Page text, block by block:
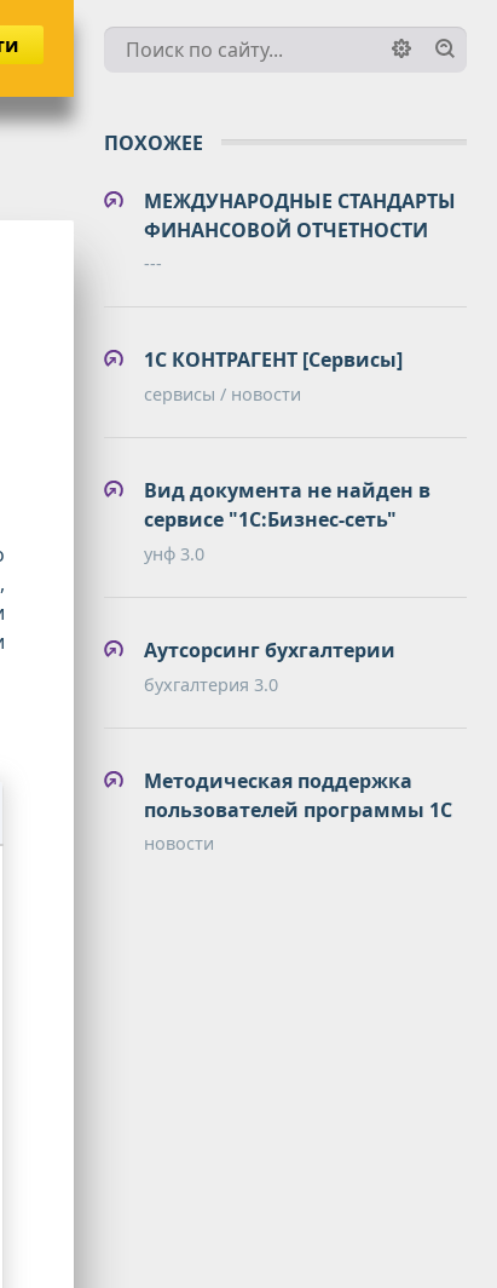
ПОХОЖЕЕ
МЕЖДУНАРОДНЫЕ СТАНДАРТЫ
ФИНАНСОВОЙ ОТЧЕТНОСТИ
---
1С КОНТРАГЕНТ [Сервисы]
сервисы / новости
Вид документа не найден в
сервисе "1С:Бизнес-сеть"
унф 3.0
Аутсорсинг бухгалтерии
бухгалтерия 3.0
Методическая поддержка
пользователей программы 1С
новости